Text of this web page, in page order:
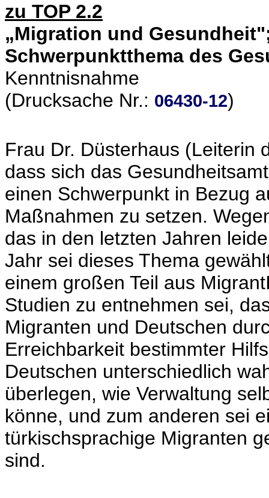
zu TOP 2.2
„Migration und
Schwerpunktthema des
Kenntnisnahme
(Drucksache Nr.: 06430-12)
Frau Dr. Düsterhaus (Leiterin
dass sich das
einen Schwerpunkt in Bezug
Maßnahmen zu setzen.
das in den letzten Jahren
Jahr sei dieses Thema
einem großen Teil aus
Studien zu entnehmen sei,
Migranten und Deutschen
Erreichbarkeit bestimmter
Deutschen unterschiedlich
überlegen, wie Verwaltung
könne, und zum anderen sei
türkischsprachige Migranten
sind.